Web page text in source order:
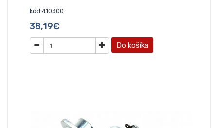
kód:410300
38,19€
Do košíka